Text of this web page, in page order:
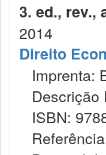
3. ed., rev.,
2014
Direito
Imprenta:
Descrição
ISBN: